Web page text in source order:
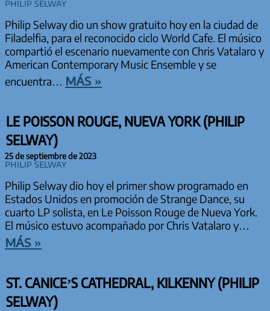
Philip Selway
Philip Selway dio un show gratuito hoy en la ciudad de
Filadelfia, para el reconocido ciclo World Cafe. El músico
compartió el escenario nuevamente con Chris Vatalaro y
American Contemporary Music Ensemble y se
encuentra… más »
LE POISSON ROUGE, NUEVA YORK (PHILIP
SELWAY)
25 de septiembre de 2023
Philip Selway
Philip Selway dio hoy el primer show programado en
Estados Unidos en promoción de Strange Dance, su
cuarto LP solista, en Le Poisson Rouge de Nueva York.
El músico estuvo acompañado por Chris Vatalaro y…
más »
ST. CANICE’S CATHEDRAL, KILKENNY (PHILIP
SELWAY)